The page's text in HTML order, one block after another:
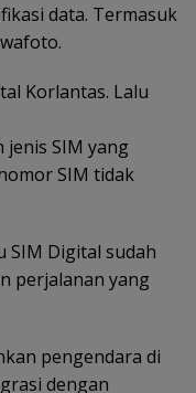
data. Termasuk
Korlantas. Lalu
jenis SIM yang
SIM tidak
SIM Digital sudah
perjalanan yang
pengendara di
dengan